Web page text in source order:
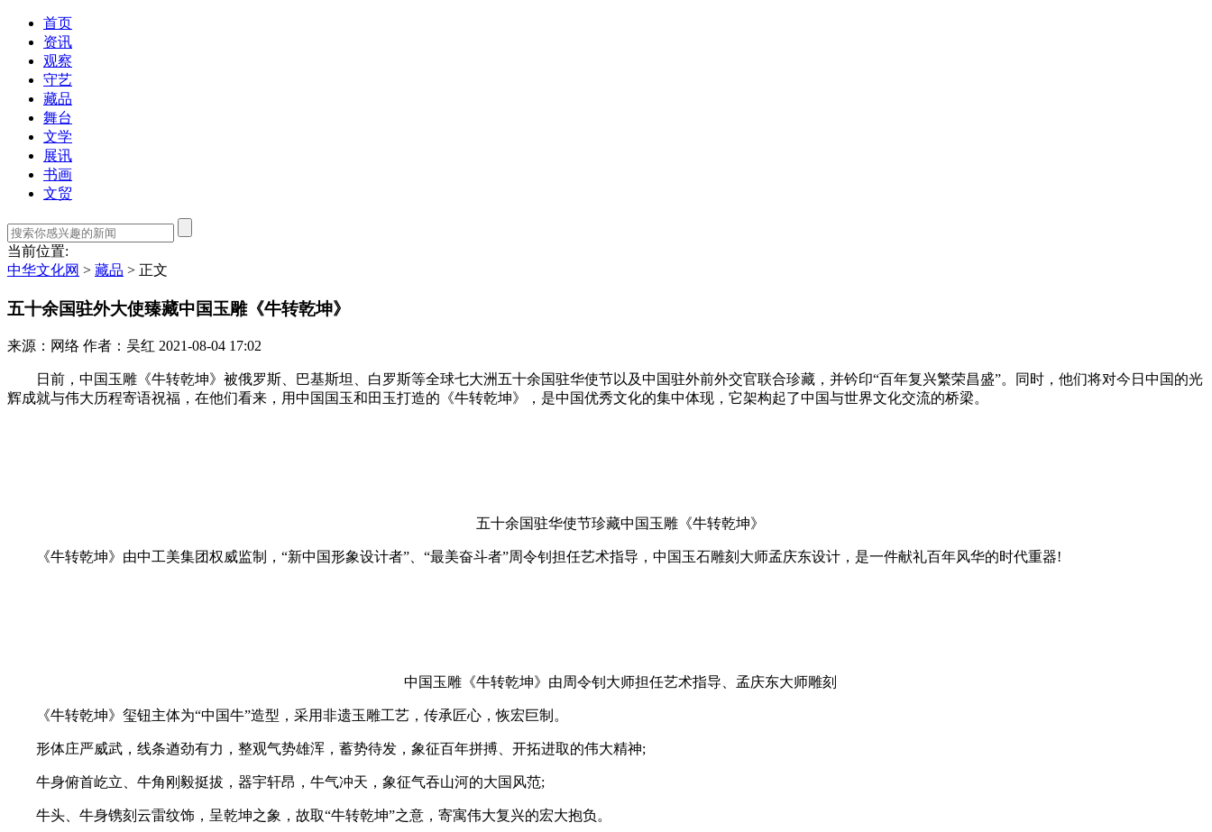
首页
资讯
观察
守艺
藏品
舞台
文学
展讯
书画
文贸
当前位置:
中华文化网 > 藏品 > 正文
五十余国驻外大使臻藏中国玉雕《牛转乾坤》
来源：网络 作者：吴红 2021-08-04 17:02
日前，中国玉雕《牛转乾坤》被俄罗斯、巴基斯坦、白罗斯等全球七大洲五十余国驻华使节以及中国驻外前外交官联合珍藏，并钤印“百年复兴繁荣昌盛”。同时，他们将对今日中国的光
辉成就与伟大历程寄语祝福，在他们看来，用中国国玉和田玉打造的《牛转乾坤》，是中国优秀文化的集中体现，它架构起了中国与世界文化交流的桥梁。
五十余国驻华使节珍藏中国玉雕《牛转乾坤》
《牛转乾坤》由中工美集团权威监制，“新中国形象设计者”、“最美奋斗者”周令钊担任艺术指导，中国玉石雕刻大师孟庆东设计，是一件献礼百年风华的时代重器!
中国玉雕《牛转乾坤》由周令钊大师担任艺术指导、孟庆东大师雕刻
《牛转乾坤》玺钮主体为“中国牛”造型，采用非遗玉雕工艺，传承匠心，恢宏巨制。
形体庄严威武，线条遒劲有力，整观气势雄浑，蓄势待发，象征百年拼搏、开拓进取的伟大精神;
牛身俯首屹立、牛角刚毅挺拔，器宇轩昂，牛气冲天，象征气吞山河的大国风范;
牛头、牛身镌刻云雷纹饰，呈乾坤之象，故取“牛转乾坤”之意，寄寓伟大复兴的宏大抱负。